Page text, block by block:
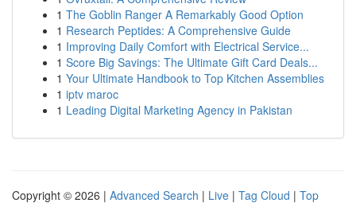
1 The Goblin Ranger A Remarkably Good Option
1 Research Peptides: A Comprehensive Guide
1 Improving Daily Comfort with Electrical Service...
1 Score Big Savings: The Ultimate Gift Card Deals...
1 Your Ultimate Handbook to Top Kitchen Assemblies
1 iptv maroc
1 Leading Digital Marketing Agency in Pakistan
Copyright © 2026 | Advanced Search | Live | Tag Cloud | Top